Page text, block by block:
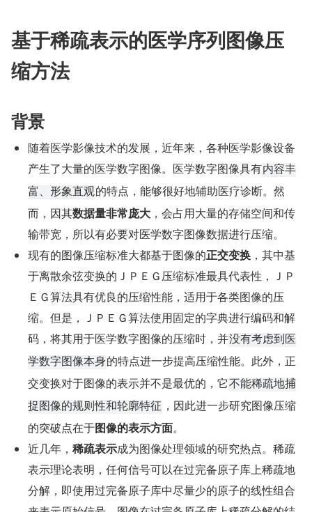
基于稀疏表示的医学序列图像压
缩方法
背景
随着医学影像技术的发展，近年来，各种医学影像设备
产生了大量的医学数字图像。医学数字图像具有内容丰
富、形象直观的特点，能够很好地辅助医疗诊断。然
而，因其数据量非常庞大 ，会占用大量的存储空间和传
输带宽，所以有必要对医学数字图像数据进行压缩。
现有的图像压缩标准大都基于图像的正交变换 ，其中基
于离散余弦变换的ＪＰＥＧ压缩标准最具代表性，ＪＰ
ＥＧ算法具有优良的压缩性能，适用于各类图像的压
缩。但是，ＪＰＥＧ算法使用固定的字典进行编码和解
码，将其用于医学数字图像的压缩时，并没有考虑到医
学数字图像本身的特点进一步提高压缩性能。此外，正
交变换对于图像的表示并不是最优的，它不能稀疏地捕
捉图像的规则性和轮廓特征 ，因此进一步研究图像压缩
的突破点在于图像的表示方面。
近几年， 稀疏表示成为图像处理领域的研究热点。稀疏
表示理论表明，任何信号可以在过完备原子库上稀疏地
分解，即使用过完备原子库中尽量少的原子的线性组合